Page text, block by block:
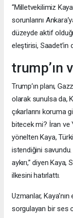
“Milletvekilimiz
sorunlarını
düzeyde aktif
eleştirisi, Saadet’in
trump’ın
Trump’ın planı,
olarak sunulsa da,
çıkarlarını koruma
bitecek mi? İran ve
yönelten Kaya,
istendiğini savundu.
aykırı,” diyen
ilkesini hatırlattı.
Uzmanlar,
sorgulayan bir ses